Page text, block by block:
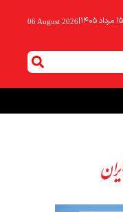
|
06 August 2026